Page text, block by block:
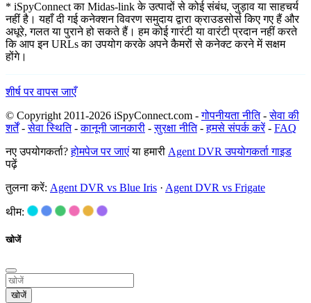
* iSpyConnect का Midas-link के उत्पादों से कोई संबंध, जुड़ाव या साहचर्य
नहीं है। यहाँ दी गई कनेक्शन विवरण समुदाय द्वारा क्राउडसोर्स किए गए हैं और
अधूरे, गलत या पुराने हो सकते हैं। हम कोई गारंटी या वारंटी प्रदान नहीं करते
कि आप इन URLs का उपयोग करके अपने कैमरों से कनेक्ट करने में सक्षम
होंगे।
शीर्ष पर वापस जाएँ
© Copyright 2011-2026 iSpyConnect.com -गोपनीयता नीति-सेवा की
शर्तें-सेवा स्थिति-कानूनी जानकारी -सुरक्षा नीति-हमसे संपर्क करें- FAQ
नए उपयोगकर्ता?होमपेज पर जाएंया हमारी Agent DVR उपयोगकर्ता गाइड
पढ़ें
तुलना करें: Agent DVR vs Blue Iris · Agent DVR vs Frigate
थीम:
खोजें
खोजें